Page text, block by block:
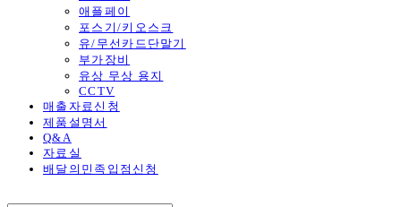
애플페이
포스기/키오스크
유/무선카드단말기
부가장비
유상 무상 용지
CCTV
매출자료신청
제품설명서
Q&A
자료실
배달의민족입점신청